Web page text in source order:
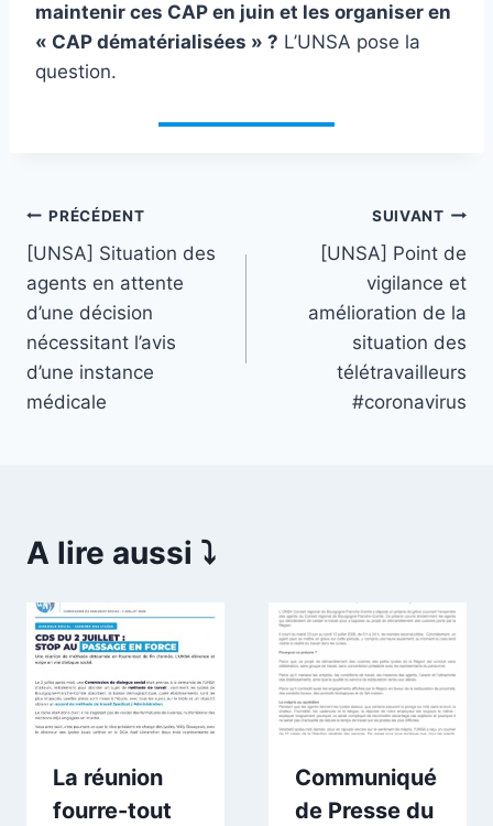
maintenir ces CAP en juin et les organiser en
« CAP dématérialisées » ? L’UNSA pose la
question.
Navigation
de
l’article
PRÉCÉDENT
[UNSA] Situation des
agents en attente
d’une décision
nécessitant l’avis
d’une instance
médicale
SUIVANT
[UNSA] Point de
vigilance et
amélioration de la
situation des
télétravailleurs
#coronavirus
A lire aussi ⤵️
La réunion
fourre-tout
Communiqué
de Presse du